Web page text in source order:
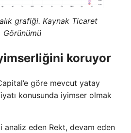
grafiği. Kaynak Ticaret
Görünümü
koruyor
göre mevcut yatay
konusunda iyimser olmak
analiz eden Rekt, devam eden